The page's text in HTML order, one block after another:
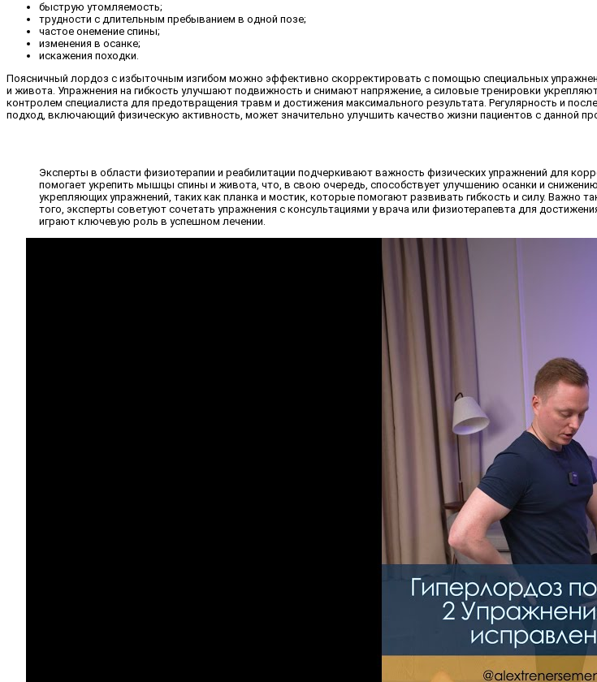
быструю утомляемость;
трудности с длительным пребыванием в одной позе;
частое онемение спины;
изменения в осанке;
искажения походки.
Поясничный лордоз с избыточным изгибом можно эффективно скорректировать с помощью специальных
и живота. Упражнения на гибкость улучшают подвижность и снимают напряжение, а силовые тренировки
контролем специалиста для предотвращения травм и достижения максимального результата. Регулярность и
подход, включающий физическую активность, может значительно улучшить качество жизни пациентов с данной
Эксперты в области физиотерапии и реабилитации подчеркивают важность физических упражнений для
помогает укрепить мышцы спины и живота, что, в свою очередь, способствует улучшению осанки и
укрепляющих упражнений, таких как планка и мостик, которые помогают развивать гибкость и силу. Важно
того, эксперты советуют сочетать упражнения с консультациями у врача или физиотерапевта для
играют ключевую роль в успешном лечении.